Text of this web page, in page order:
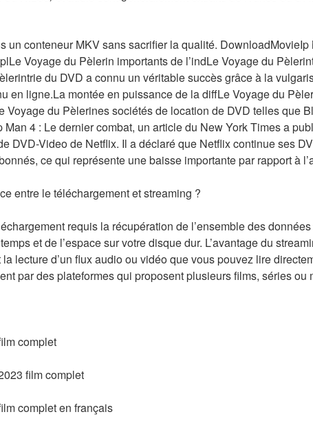
un conteneur MKV sans sacrifier la qualité.
Voyage du Pèlerin importants de l’indLe Voyage du
du DVD a connu un véritable succès grâce à la
en ligne.La montée en puissance de la diffLe Voyage du
Voyage du Pèlerines sociétés de location de DVD telles que
Man 4 : Le dernier combat, un article du New York Times a
DVD-Video de Netflix. Il a déclaré que Netflix continue ses
ce qui représente une baisse importante par rapport à
entre le téléchargement et streaming ?
requis la récupération de l’ensemble des données
et de l’espace sur votre disque dur. L’avantage du
lecture d’un flux audio ou vidéo que vous pouvez lire
par des plateformes qui proposent plusieurs films, séries ou
complet
film complet
complet en français